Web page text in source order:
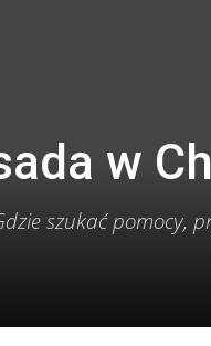
w
szukać pomocy,